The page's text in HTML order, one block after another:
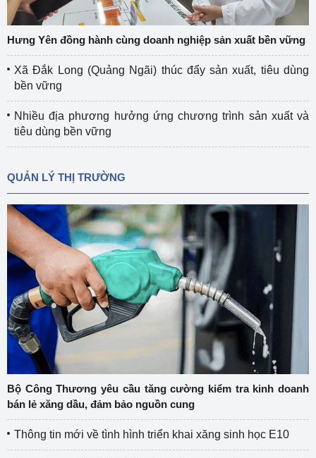
Hưng Yên đồng hành cùng doanh nghiệp sản xuất bền vững
Xã Đắk Long (Quảng Ngãi) thúc đẩy sản xuất, tiêu dùng
bền vững
Nhiều địa phương hưởng ứng chương trình sản xuất và
tiêu dùng bền vững
QUẢN LÝ THỊ TRƯỜNG
Bộ Công Thương yêu cầu tăng cường kiểm tra kinh doanh
bán lẻ xăng dầu, đảm bảo nguồn cung
Thông tin mới về tình hình triển khai xăng sinh học E10